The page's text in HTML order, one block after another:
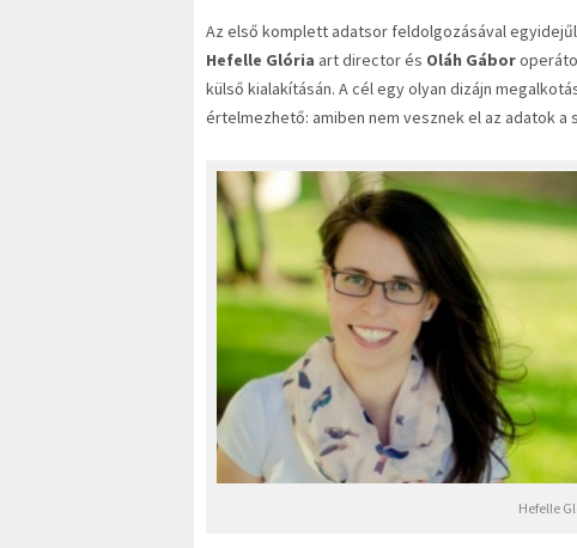
Az első komplett adatsor feldolgozásával
Hefelle Glória art director és Oláh Gábor
külső kialakításán. A cél egy olyan dizájn
értelmezhető: amiben nem vesznek el az adatok
Hefelle